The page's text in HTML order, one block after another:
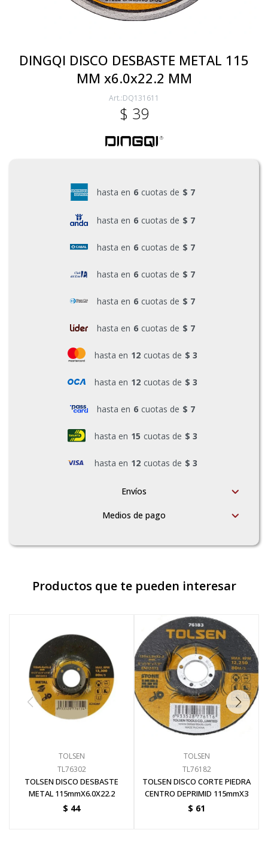
DINGQI DISCO DESBASTE METAL 115
MM x6.0x22.2 MM
DQ131611
$ 39
hasta en 6 cuotas de $ 7
hasta en 6 cuotas de $ 7
hasta en 6 cuotas de $ 7
hasta en 6 cuotas de $ 7
hasta en 6 cuotas de $ 7
hasta en 6 cuotas de $ 7
hasta en 12 cuotas de $ 3
hasta en 12 cuotas de $ 3
hasta en 6 cuotas de $ 7
hasta en 15 cuotas de $ 3
hasta en 12 cuotas de $ 3
Envíos
Medios de pago
Productos que te pueden interesar
TOLSEN
TL76302
TOLSEN DISCO DESBASTE
METAL 115mmX6.0X22.2
$ 44
TOLSEN
TL76182
TOLSEN DISCO CORTE PIEDRA
CENTRO DEPRIMID 115mmX3
$ 61
Herramientas Eléctrica y Batería
Piscinas e Inflables